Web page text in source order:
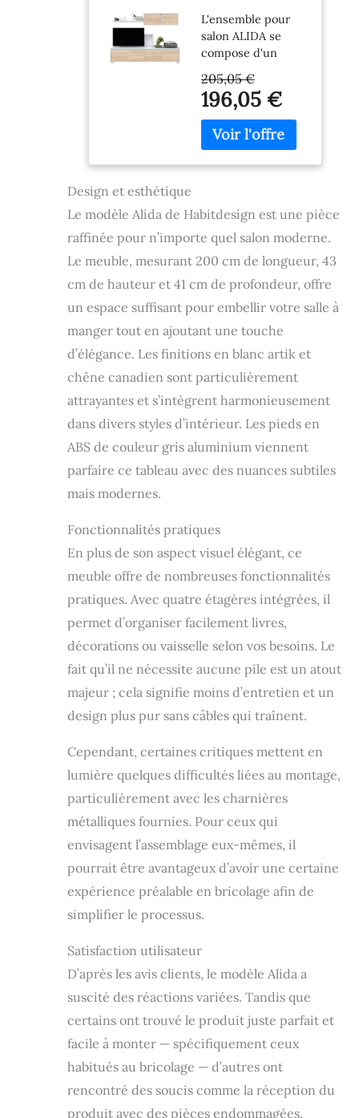
Salon Moderne
Finition Blanc «
Artik » et
chêne
Canadien,
Dimensions :
200 x 43 x 41
cm (l x H x P).
L'ensemble pour
salon ALIDA se
compose d'un
meuble bas TV de
2m de long avec 4
portes, d'un
module suspendu
à 2 portes et d'une
étagère extérieure.
Alida est un
de style moderne,
avec une grande
capacité pour
accessoires et
vaisselle.
Dimensions :
Meuble TV : 43 x
200 x 41 cm
(hauteur x largeur
Module supérieur :
35 x 105 x 29 cm
(hauteur x largeur
Étagère suspendue
panneau de
mélaminé de haute
qualité et durable.
Produit certifié par
la PEFC
(Association
espagnole pour la
forêts). Produit
fabriqué en
Espagne. Ce type
de matériau a une
surface non
poreuse et très
résistante. Il s'agit
donc d'un meuble
facilement et
rapidement avec
un chiffon humide.
nécessaire ; avec
fixation et
incluses (français
205,05 €
196,05 €
Design et esthétique
Le modèle Alida de Habitdesign est une pièce
raffinée pour n’importe quel salon moderne.
Le meuble, mesurant 200 cm de longueur, 43
cm de hauteur et 41 cm de profondeur, offre
un espace suffisant pour embellir votre salle à
manger tout en ajoutant une touche
d’élégance. Les finitions en blanc artik et
chêne canadien sont particulièrement
attrayantes et s’intègrent harmonieusement
dans divers styles d’intérieur. Les pieds en
ABS de couleur gris aluminium viennent
parfaire ce tableau avec des nuances subtiles
mais modernes.
Fonctionnalités pratiques
En plus de son aspect visuel élégant, ce
meuble offre de nombreuses fonctionnalités
pratiques. Avec quatre étagères intégrées, il
permet d’organiser facilement livres,
décorations ou vaisselle selon vos besoins. Le
fait qu’il ne nécessite aucune pile est un atout
majeur ; cela signifie moins d’entretien et un
design plus pur sans câbles qui traînent.
Cependant, certaines critiques mettent en
lumière quelques difficultés liées au montage,
particulièrement avec les charnières
métalliques fournies. Pour ceux qui
envisagent l’assemblage eux-mêmes, il
pourrait être avantageux d’avoir une certaine
expérience préalable en bricolage afin de
simplifier le processus.
Satisfaction utilisateur
D’après les avis clients, le modèle Alida a
suscité des réactions variées. Tandis que
certains ont trouvé le produit juste parfait et
facile à monter — spécifiquement ceux
habitués au bricolage — d’autres ont
rencontré des soucis comme la réception du
produit avec des pièces endommagées.